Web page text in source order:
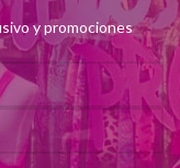
y promociones